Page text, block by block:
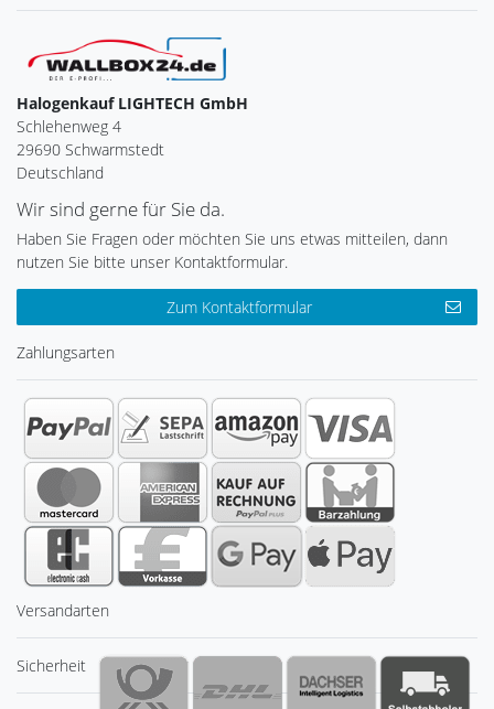
Halogenkauf LIGHTECH GmbH
Schlehenweg 4
29690 Schwarmstedt
Deutschland
Wir sind gerne für Sie da.
Haben Sie Fragen oder möchten Sie uns etwas mitteilen, dann
nutzen Sie bitte unser Kontaktformular.
Zum Kontaktformular
Zahlungsarten
Versandarten
Sicherheit